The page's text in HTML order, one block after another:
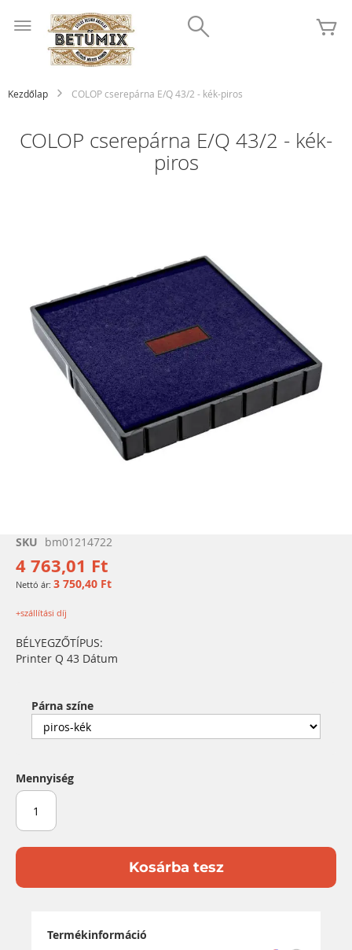
tartalomhoz
Kezdőlap COLOP cserepárna E/Q 43/2 - kék-piros
COLOP cserepárna E/Q 43/2 - kék-
piros
Ugrás
képgaléria
elejére
SKU bm01214722
4 763,01 Ft
3 750,40 Ft
+szállítási díj
BÉLYEGZŐTÍPUS:
Printer Q 43 Dátum
Párna színe
Mennyiség
Kosárba tesz
Termékinformáció